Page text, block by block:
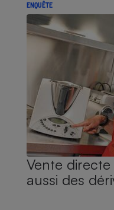
ENQUÊTE
Vente
aussi des